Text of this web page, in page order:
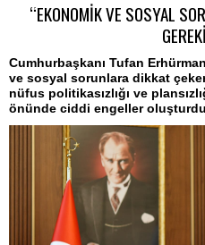
“EKONOMİK VE SOSYAL
Cumhurbaşkanı Tufan
ve sosyal sorunlara dikkat
nüfus politikasızlığı ve
önünde ciddi engeller